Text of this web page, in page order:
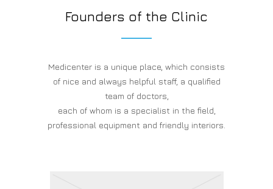
Founders of the Clinic
Medicenter is a unique place, which consists
of nice and always helpful staff, a qualified
team of doctors,
each of whom is a specialist in the field,
professional equipment and friendly interiors.